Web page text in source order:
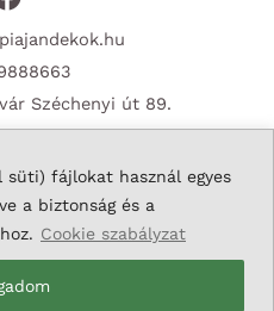
süti) fájlokat használ egyes
a biztonság és a
Cookie szabályzat
Széchenyi út 89.